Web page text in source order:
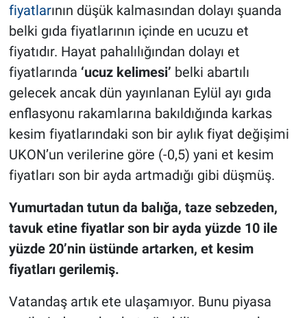
fiyatlarının düşük kalmasından dolayı şuanda
belki gıda fiyatlarının içinde en ucuzu et
fiyatıdır. Hayat pahalılığından dolayı et
fiyatlarında ‘ucuz kelimesi’ belki abartılı
gelecek ancak dün yayınlanan Eylül ayı gıda
enflasyonu rakamlarına bakıldığında karkas
kesim fiyatlarındaki son bir aylık fiyat değişimi
UKON’un verilerine göre (-0,5) yani et kesim
fiyatları son bir ayda artmadığı gibi düşmüş.
Yumurtadan tutun da balığa, taze sebzeden,
tavuk etine fiyatlar son bir ayda yüzde 10 ile
yüzde 20’nin üstünde artarken, et kesim
fiyatları gerilemiş.
Vatandaş artık ete ulaşamıyor. Bunu piyasa